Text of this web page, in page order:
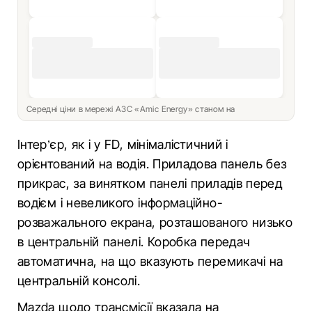
Середні ціни в мережі АЗС «Amic Energy» станом на
Інтер’єр, як і у FD, мінімалістичний і
орієнтований на водія. Приладова панель без
прикрас, за винятком панелі приладів перед
водієм і невеликого інформаційно-
розважального екрана, розташованого низько
в центральній панелі. Коробка передач
автоматична, на що вказують перемикачі на
центральній консолі.
Mazda щодо трансмісії вказала на